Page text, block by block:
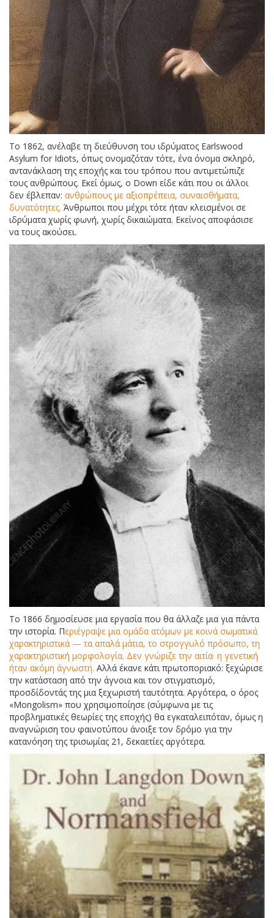
Το 1862, ανέλαβε τη διεύθυνση του ιδρύματος Earlswood
Asylum for Idiots, όπως ονομαζόταν τότε, ένα όνομα σκληρό,
αντανάκλαση της εποχής και του τρόπου που αντιμετώπιζε
τους ανθρώπους. Εκεί όμως, ο Down είδε κάτι που οι άλλοι
δεν έβλεπαν: ανθρώπους με αξιοπρέπεια, συναισθήματα,
δυνατότητες. Άνθρωποι που μέχρι τότε ήταν κλεισμένοι σε
ιδρύματα χωρίς φωνή, χωρίς δικαιώματα. Εκείνος αποφάσισε
να τους ακούσει.
Το 1866 δημοσίευσε μια εργασία που θα άλλαζε μια για πάντα
την ιστορία. Περιέγραψε μια ομάδα ατόμων με κοινά σωματικά
χαρακτηριστικά — τα απαλά μάτια, το στρογγυλό πρόσωπο, τη
χαρακτηριστική μορφολογία. Δεν γνώριζε την αιτία· η γενετική
ήταν ακόμη άγνωστη. Αλλά έκανε κάτι πρωτοποριακό: ξεχώρισε
την κατάσταση από την άγνοια και τον στιγματισμό,
προσδίδοντάς της μια ξεχωριστή ταυτότητα. Αργότερα, ο όρος
«Mongolism» που χρησιμοποίησε (σύμφωνα με τις
προβληματικές θεωρίες της εποχής) θα εγκαταλειπόταν, όμως η
αναγνώριση του φαινοτύπου άνοιξε τον δρόμο για την
κατανόηση της τρισωμίας 21, δεκαετίες αργότερα.